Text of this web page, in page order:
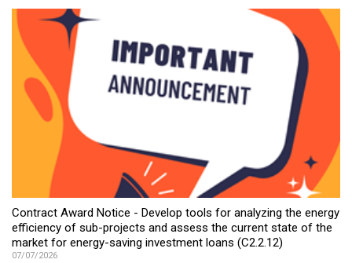
Contract Award Notice - Develop tools for analyzing the energy
efficiency of sub-projects and assess the current state of the
market for energy-saving investment loans (C2.2.12)
07/07/2026